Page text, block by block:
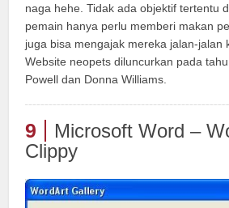
naga hehe. Tidak ada objektif tertentu
pemain hanya perlu memberi makan
juga bisa mengajak mereka jalan-jalan
Website neopets diluncurkan pada
Powell dan Donna Williams.
9
Microsoft Word –
Clippy